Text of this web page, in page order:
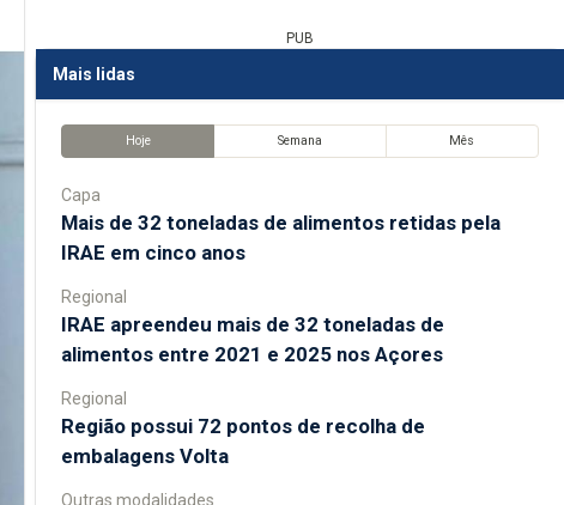
PUB
Mais lidas
Hoje Semana Mês
Capa
Mais de 32 toneladas de alimentos retidas pela
IRAE em cinco anos
Regional
IRAE apreendeu mais de 32 toneladas de
alimentos entre 2021 e 2025 nos Açores
Regional
Região possui 72 pontos de recolha de
embalagens Volta
Outras modalidades